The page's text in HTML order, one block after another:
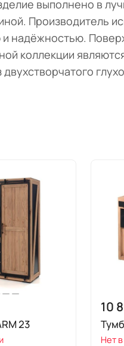
выполнено в
Производитель
надёжностью.
коллекции
23
10
Нет